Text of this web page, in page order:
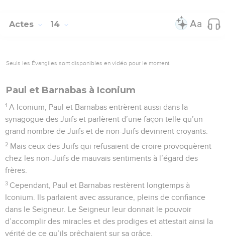
Actes 14
Seuls les Évangiles sont disponibles en vidéo pour le moment.
Paul et Barnabas à Iconium
1 A Iconium, Paul et Barnabas entrèrent aussi dans la
synagogue des Juifs et parlèrent d’une façon telle qu’un
grand nombre de Juifs et de non-Juifs devinrent croyants.
2 Mais ceux des Juifs qui refusaient de croire provoquèrent
chez les non-Juifs de mauvais sentiments à l’égard des
frères.
3 Cependant, Paul et Barnabas restèrent longtemps à
Iconium. Ils parlaient avec assurance, pleins de confiance
dans le Seigneur. Le Seigneur leur donnait le pouvoir
d’accomplir des miracles et des prodiges et attestait ainsi la
vérité de ce qu’ils prêchaient sur sa grâce.